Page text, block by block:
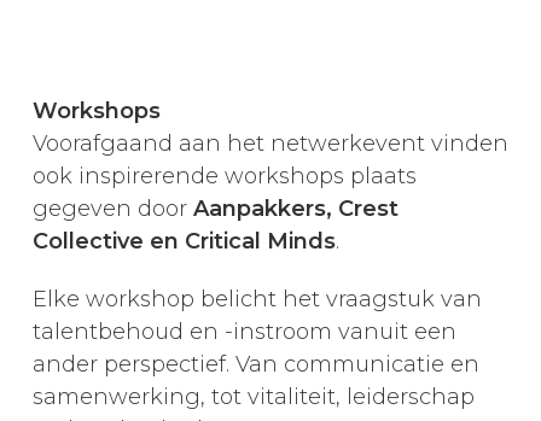
Workshops
Voorafgaand aan het netwerkevent vinden
ook inspirerende workshops plaats
gegeven door Aanpakkers, Crest
Collective en Critical Minds.
Elke workshop belicht het vraagstuk van
talentbehoud en -instroom vanuit een
ander perspectief. Van communicatie en
samenwerking, tot vitaliteit, leiderschap